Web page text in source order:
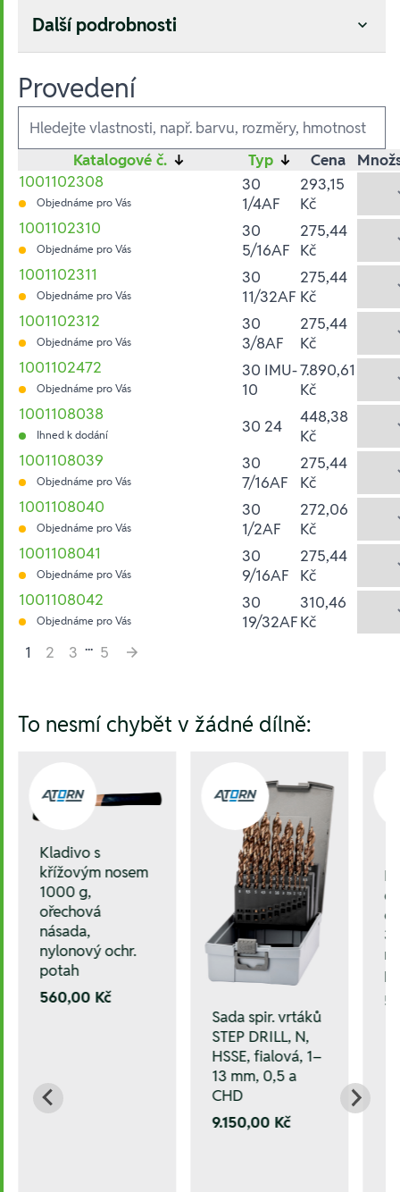
Další podrobnosti
Provedení
Ausführungen
Katalogové č. ↓ Typ ↓ Cena
1001102308
Objednáme pro Vás
30
1/4AF
293,15
Kč
1001102310
Objednáme pro Vás
30
5/16AF
275,44
Kč
1001102311
Objednáme pro Vás
30
11/32AF
275,44
Kč
1001102312
Objednáme pro Vás
30
3/8AF
275,44
Kč
1001102472
Objednáme pro Vás
30 IMU-
10
7.890,61
Kč
1001108038
Ihned k dodání 30 24
448,38
Kč
1001108039
Objednáme pro Vás
30
7/16AF
275,44
Kč
1001108040
Objednáme pro Vás
30
1/2AF
272,06
Kč
1001108041
Objednáme pro Vás
30
9/16AF
275,44
Kč
1001108042
Objednáme pro Vás
30
19/32AF
310,46
Kč
1
2 3 ... 5
To nesmí chybět v žádné dílně:
Kladivo s
křížovým nosem
1000 g,
ořechová
násada,
nylonový ochr.
potah
560,00 Kč
Sada spir. vrtáků
STEP DRILL, N,
HSSE, fialová, 1–
13 mm, 0,5 a
CHD
9.150,00 Kč